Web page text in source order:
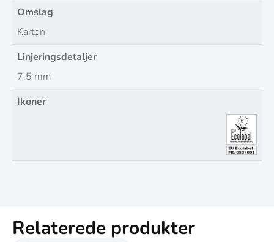
Omslag
Karton
Linjeringsdetaljer
7,5 mm
Ikoner
Relaterede produkter